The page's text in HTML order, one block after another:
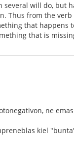
several will do, but
Thus from the verb
that happens
that is
ne
kiel